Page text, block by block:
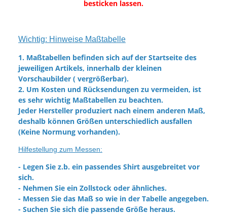
besticken lassen.
Wichtig: Hinweise Maßtabelle
1. Maßtabellen befinden sich auf der Startseite des
jeweiligen Artikels, innerhalb der kleinen
Vorschaubilder ( vergrößerbar).
2. Um Kosten und Rücksendungen zu vermeiden, ist
es sehr wichtig Maßtabellen zu beachten.
Jeder Hersteller produziert nach einem anderen Maß,
deshalb können Größen unterschiedlich ausfallen
(Keine Normung vorhanden).
Hilfestellung zum Messen:
- Legen Sie z.b. ein passendes Shirt ausgebreitet vor
sich.
- Nehmen Sie ein Zollstock oder ähnliches.
- Messen Sie das Maß so wie in der Tabelle angegeben.
- Suchen Sie sich die passende Größe heraus.